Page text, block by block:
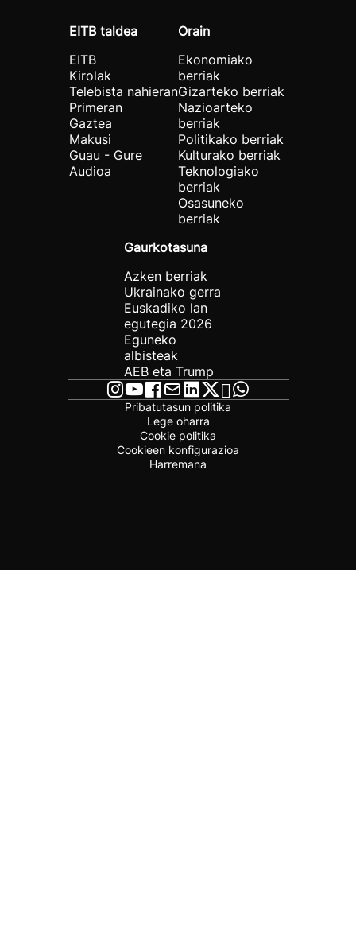
EITB taldea
EITB
Kirolak
Telebista nahieran
Primeran
Gaztea
Makusi
Guau - Gure
Audioa
Orain
Ekonomiako
berriak
Gizarteko berriak
Nazioarteko
berriak
Politikako berriak
Kulturako berriak
Teknologiako
berriak
Osasuneko
berriak
Gaurkotasuna
Azken berriak
Ukrainako gerra
Euskadiko lan
egutegia 2026
Eguneko
albisteak
AEB eta Trump
Pribatutasun politika
Lege oharra
Cookie politika
Cookieen konfigurazioa
Harremana